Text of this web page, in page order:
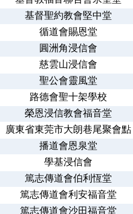
基督聖約教會堅中堂
循道會賜恩堂
圓洲角浸信會
慈雲山浸信會
聖公會靈風堂
路德會聖十架學校
榮恩浸信教會福音堂
廣東省東莞市大朗巷尾聚會點
播道會恩泉堂
學基浸信會
篤志傳道會伯利恆堂
篤志傳道會利安福音堂
篤志傳道會沙田福音堂